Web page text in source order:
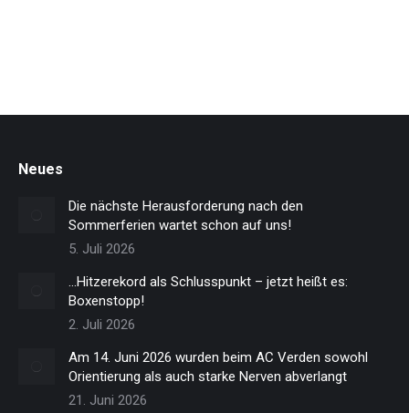
Neues
Die nächste Herausforderung nach den
Sommerferien wartet schon auf uns!
5. Juli 2026
…Hitzerekord als Schlusspunkt – jetzt heißt es:
Boxenstopp!
2. Juli 2026
Am 14. Juni 2026 wurden beim AC Verden sowohl
Orientierung als auch starke Nerven abverlangt
21. Juni 2026